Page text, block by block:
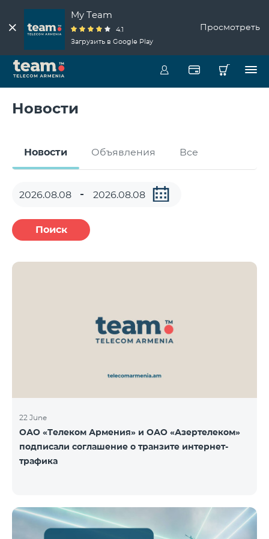
My Team
4.1
Загрузить в Google Play
Просмотреть
Новости
Новости Объявления Все
Поиск
22 June
ОАО «Телеком Армения» и ОАО «Азертелеком»
подписали соглашение о транзите интернет-
трафика